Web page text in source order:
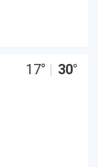
17° | 30°